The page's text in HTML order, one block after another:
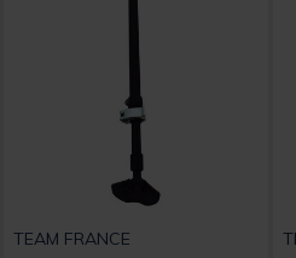
TEAM FRANCE